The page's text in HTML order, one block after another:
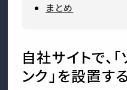
まとめ
自社サイトで、
ンク」を設置す